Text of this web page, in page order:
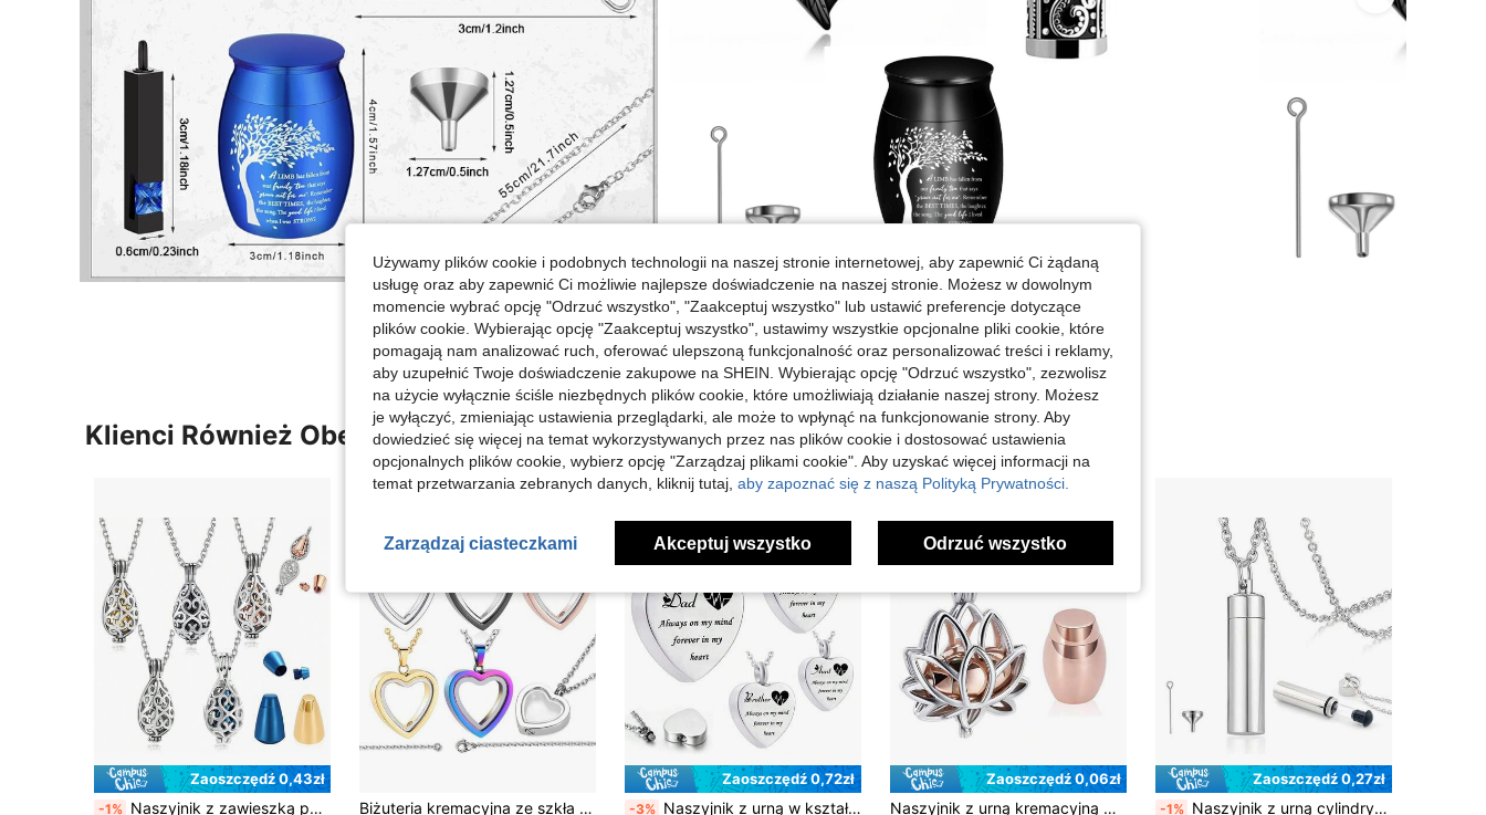
Klienci Również Obejrzeli
Zaoszczędź 0,43zł
-1% Naszyjnik z zawieszką pamiątkową z urny kremacyjnej ze stali nierdzewnej z pustą łezką do przechowywania prochów Biżuteria kremacyjna ze szkła Naszyjnik na prochy Serce Pamiątkowe medaliony na prochy Stal nierdzewna Pamiątkowa urna Wisiorki na prochy
Zaoszczędź 0,72zł
-3% Naszyjnik z urną w kształcie serca na prochy Kobiety Mężczyźni Biżuteria kremacyjna na prochy Naszyjnik kremacyjny na pamiątkę ukochanej osoby Dziadek Babcia Tata Mama Wujek Ciocia Brat Siostra Córka Syn
Zaoszczędź 0,06zł
Naszyjnik z urną kremacyjną w kształcie kwiatu lotosu na prochy, biżuteria kremacyjna ze stali nierdzewnej, pamiątkowe zawieszki z miniaturową pamiątkową urną, biżuteria z prochami ku pamięci zmarłej ukochanej osoby…
Zaoszczędź 0,27zł
-1% Naszyjnik z urną cylindryczną na prochy, pamiątkowy wisiorek z przezroczystą rurką, wodoodporna biżuteria kremacyjna na prochy
Używamy plików cookie i podobnych technologii na naszej stronie internetowej, aby zapewnić Ci żądaną
usługę oraz aby zapewnić Ci możliwie najlepsze doświadczenie na naszej stronie. Możesz w dowolnym
momencie wybrać opcję "Odrzuć wszystko", "Zaakceptuj wszystko" lub ustawić preferencje dotyczące
plików cookie. Wybierając opcję "Zaakceptuj wszystko", ustawimy wszystkie opcjonalne pliki cookie, które
pomagają nam analizować ruch, oferować ulepszoną funkcjonalność oraz personalizować treści i reklamy,
aby uzupełnić Twoje doświadczenie zakupowe na SHEIN. Wybierając opcję "Odrzuć wszystko", zezwolisz
na użycie wyłącznie ściśle niezbędnych plików cookie, które umożliwiają działanie naszej strony. Możesz
je wyłączyć, zmieniając ustawienia przeglądarki, ale może to wpłynąć na funkcjonowanie strony. Aby
dowiedzieć się więcej na temat wykorzystywanych przez nas plików cookie i dostosować ustawienia
opcjonalnych plików cookie, wybierz opcję "Zarządzaj plikami cookie". Aby uzyskać więcej informacji na
temat przetwarzania zebranych danych, kliknij tutaj, aby zapoznać się z naszą Polityką Prywatności.
Zarządzaj ciasteczkami Akceptuj wszystko Odrzuć wszystko